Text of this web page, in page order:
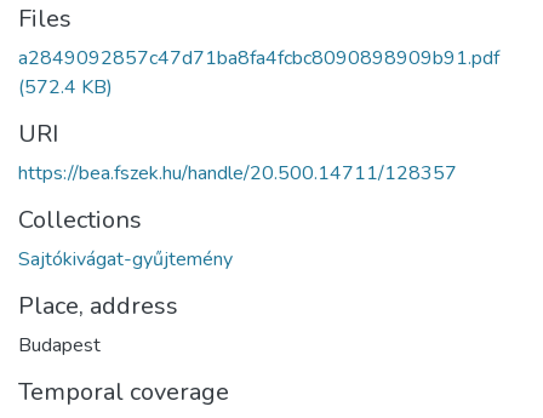
Files
a2849092857c47d71ba8fa4fcbc8090898909b91.pdf
(572.4 KB)
URI
https://bea.fszek.hu/handle/20.500.14711/128357
Collections
Sajtókivágat-gyűjtemény
Place, address
Budapest
Temporal coverage